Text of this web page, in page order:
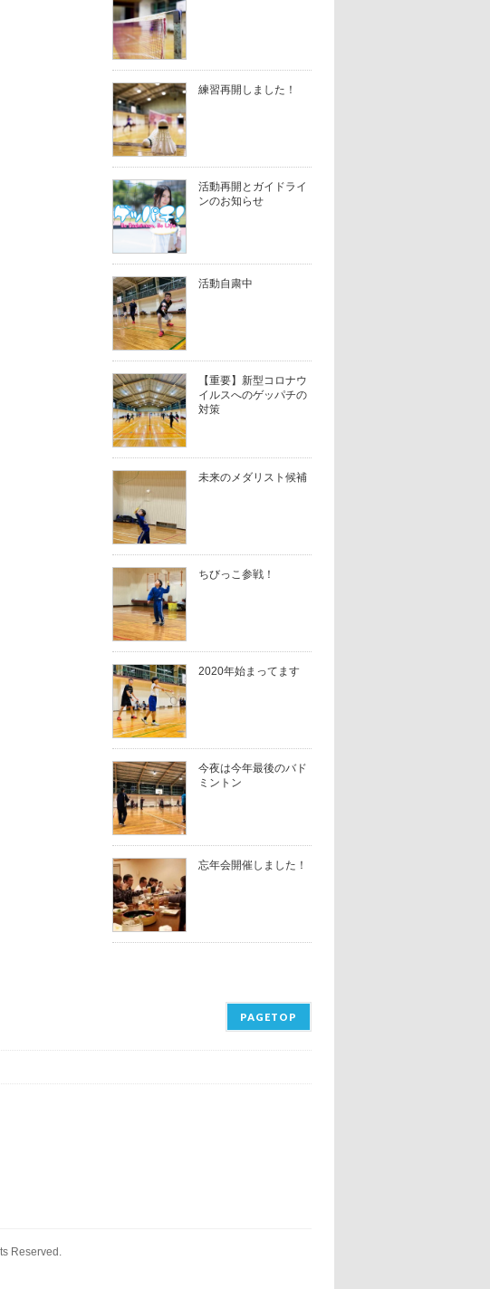
練習再開しました！
活動再開とガイドライ
ンのお知らせ
活動自粛中
【重要】新型コロナウ
イルスへのゲッパチの
対策
未来のメダリスト候補
ちびっこ参戦！
2020年始まってます
今夜は今年最後のバド
ミントン
忘年会開催しました！
PAGETOP
Reserved.